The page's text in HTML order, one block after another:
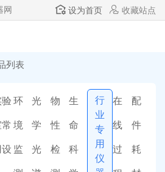
网 设为首页 收藏站点
列表
验
设
环
境
监
光
学
光
物
性
检
生
命
科
行
业
专
用
仪
在
线
过
配
件
耗